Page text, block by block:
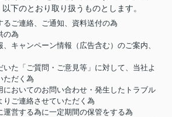
下のとおり取り扱うものとします。
ご連絡、ご通知、資料送付の為
の為
キャンペーン情報（広告含む）のご案内、
た「ご質問・ご意見等」に対して、当社よ
ただく為
おいてのお問い合わせ・発生したトラブル
りご連絡させていただく為
営する為に一定期間の保管をする為